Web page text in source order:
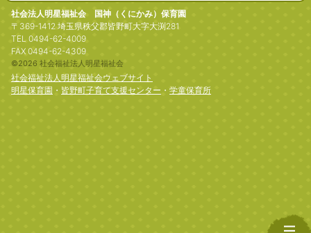
社会法人明星福祉会 国神（くにかみ）保育園
〒369-1412 埼玉県秩父郡皆野町大字大渕281
TEL 0494-62-4009
FAX 0494-62-4309
©2026 社会福祉法人明星福祉会
社会福祉法人明星福祉会ウェブサイト
明星保育園 ・ 皆野町子育て支援センター ・ 学童保育所